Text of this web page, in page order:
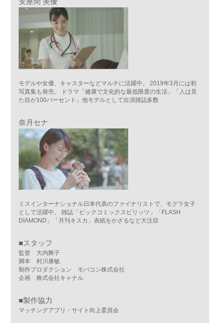
モデルや女優、キャスターなどマルチに活躍中。 2019年3月には初
写真集も発売。 ドラマ「健康で文化的な最低限度の生活」「人は見
た目が100パーセント」他モデルとして出演雑誌多数
奈月セナ
ミスインターナショナル日本代表のファイナリストで、モグラ女子
として活躍中。 雑誌「ビックコミックスピリッツ」「FLASH
DIAMOND」「月刊キスカ」表紙をかざるなど大注目
■スタッフ
監督 大内舞子
脚本 村川康敏
制作プロダクション モバコン株式会社
企画 株式会社キャナル
■製作協力
マッチングアプリ・サイト向上委員会